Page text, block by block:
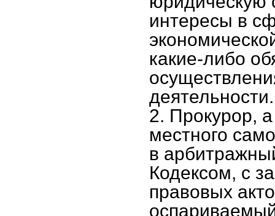
интересы в
какие-либо
деятельности.
2. Прокурор,
местного
в
Кодексом, с
правовых